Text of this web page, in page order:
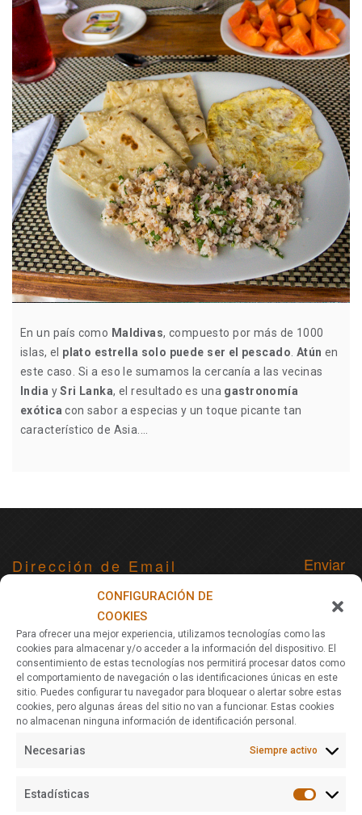
En un país como Maldivas, compuesto por más de 1000
islas, el plato estrella solo puede ser el pescado Atún en
este caso. Si a eso le sumamos la cercanía a las vecinas
India ySri Lanka, el resultado es una gastronomía
exótica con sabor a especias y un toque picante tan
característico de Asia....
CONFIGURACIÓN DE
COOKIES
Para ofrecer una mejor experiencia, utilizamos tecnologías como las
cookies para almacenar y/o acceder a la información del dispositivo. El
consentimiento de estas tecnologías nos permitirá procesar datos como
el comportamiento de navegación o las identificaciones únicas en este
sitio. Puedes configurar tu navegador para bloquear o alertar sobre estas
cookies, pero algunas áreas del sitio no van a funcionar. Estas cookies
no almacenan ninguna información de identificación personal.
Necesarias Siempre activo
Estadísticas
Para recibir noticias, actualizaciones y ofertas de viajes vía
Acerca De Nomads Maldives
Nomads Maldives es una agencia de viajes especializada en
planificar y ofrecer viajes a Maldivas. Diferentes itinerarios a
presupuestos. Viajes de relax y playa, low-cost, resorts, buceo,
Nomads Maldives